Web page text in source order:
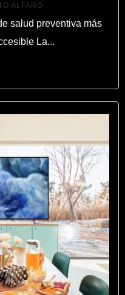
ALFARO
salud preventiva más
La...